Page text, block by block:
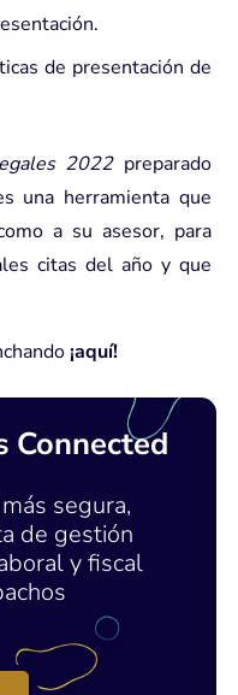
de presentación de
2022preparado
una herramienta que
a su asesor, para
citas del año y que
¡aquí!
Connected
segura,
de gestión
y fiscal